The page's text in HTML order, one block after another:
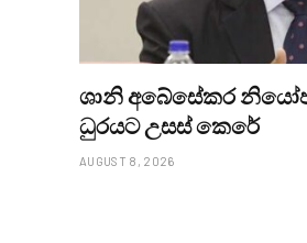
ශානි අබේසේකර
ධුරයට උසස් කෙරේ
AUGUST 8, 2026